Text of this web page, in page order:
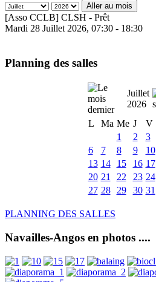
Aller au mois
[Asso CCLB] CLSH - Prêt
Mardi 28 Juillet 2026, 07:30 - 18:30
Planning des salles
Juillet
2026
L
Ma Me J V
1
2 3
6
7 8 9 10
13 14 15 16 17
20 21 22 23 24
27 28 29 30 31
PLANNING DES SALLES
Navailles-Angos en photos ....